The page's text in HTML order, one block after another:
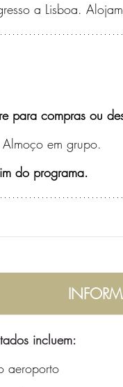
a Lisboa.
para compras ou
Almoço em grupo.
do programa.
incluem:
aeroporto